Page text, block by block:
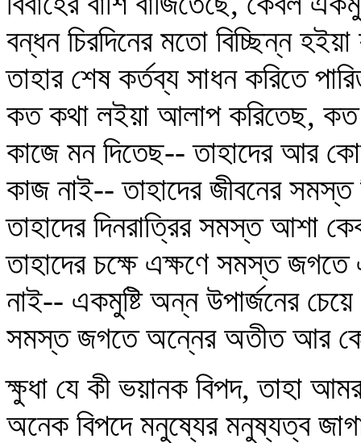
বন্ধন চিরদিনের মতো বিচ্ছিন্ন
তাহার শেষ কর্তব্য সাধন করিতে
কত কথা লইয়া আলাপ করিতেছ, কত
কাজে মন দিতেছ-- তাহাদের আর
কাজ নাই-- তাহাদের জীবনের
তাহাদের দিনরাত্রির সমস্ত আশা
তাহাদের চক্ষে এক্ষণে সমস্ত জগতে
নাই-- একমুষ্টি অন্ন উপার্জনের
সমস্ত জগতে অন্নের অতীত আর
ক্ষুধা যে কী ভয়ানক বিপদ, তাহা
অনেক বিপদে মনুষ্যের মনুষ্যত্ব